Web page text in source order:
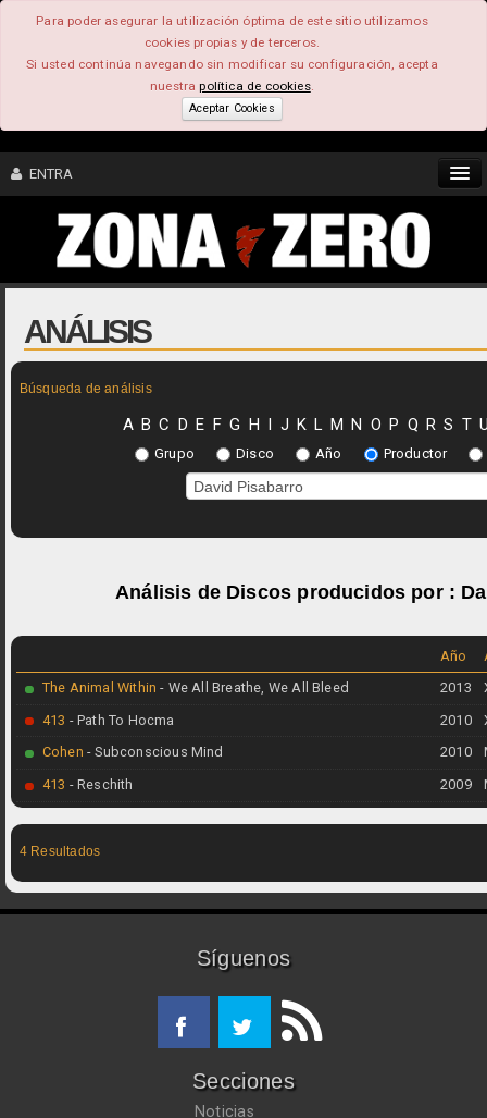
Para poder asegurar la utilización óptima de este sitio utilizamos
cookies propias y de terceros.
Si usted continúa navegando sin modificar su configuración, acepta
nuestrapolítica de cookies.
Aceptar Cookies
ENTRA
CONTENIDO
COMUNIDAD
FEEEDBACK
ANÁLISIS
Búsqueda de análisis
A B C D E F G H I J K L M N O P Q R S T
Grupo Disco Año Productor
Análisis de Discos producidos por :
Año
The Animal Within - We All Breathe, We All Bleed
2013
413 - Path To Hocma
2010
Cohen - Subconscious Mind
2010
413 - Reschith 2009
4 Resultados
Síguenos
Secciones
Noticias